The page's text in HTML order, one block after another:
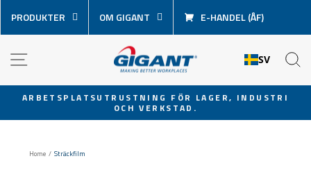
över
innehåll
PRODUKTER OM GIGANT E-HANDEL (ÅF)
SV
Pausa
ARBETSPLATSUTRUSTNING FÖR LAGER, INDUSTRI
OCH VERKSTAD.
Home / Sträckfilm